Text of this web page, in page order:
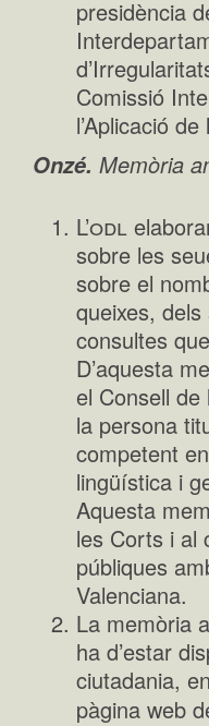
presidència
Comissió
l’Aplicació
Onzé. Memòria
L’odl
sobre les
sobre el
queixes,
consultes
D’aquesta
el Consell
la persona
competent
lingüística i
Aquesta
les Corts i al
públiques
Valenciana.
La memòria
ha d’estar
ciutadania,
pàgina web